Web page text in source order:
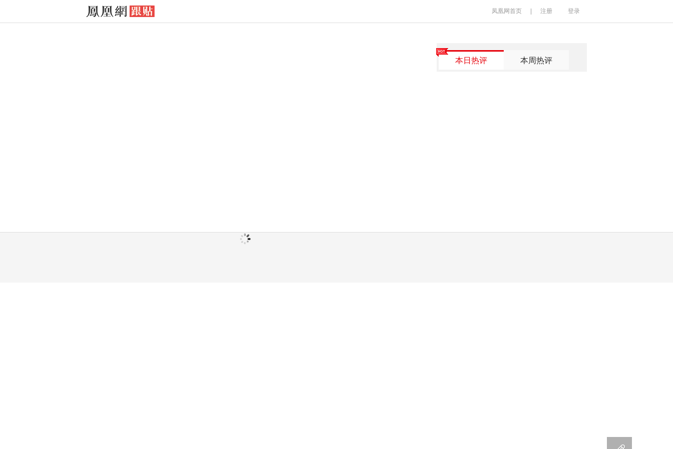
凤凰网首页 注册 登录
本日热评 本周热评